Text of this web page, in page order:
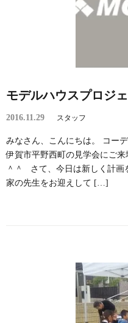
モデルハウスプロジ
2016.11.29 スタッフ
みなさん、こんにちは。 コー
伊賀市平野西町の見学会にご
＾＾ さて、今日は新しく計画
家の先生をお迎えして […]